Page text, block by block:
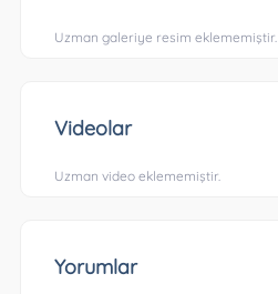
Uzman galeriye resim eklememiştir.
Videolar
Uzman video eklememiştir.
Yorumlar